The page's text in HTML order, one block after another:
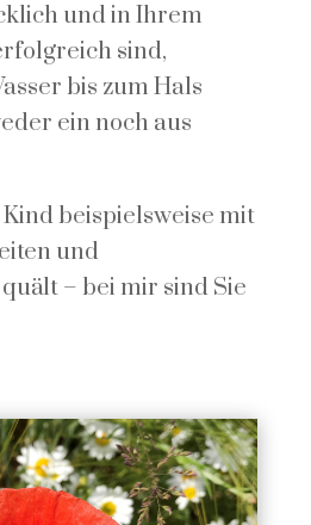
und in Ihrem
sind,
bis zum Hals
ein noch aus
beispielsweise mit
und
– bei mir sind Sie